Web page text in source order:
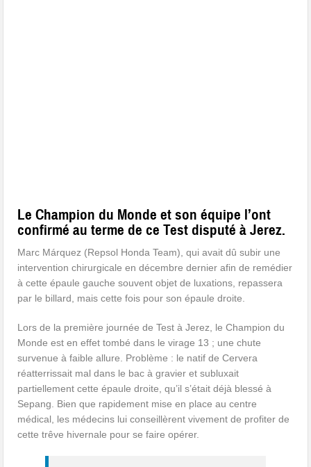
Le Champion du Monde et son équipe l’ont
confirmé au terme de ce Test disputé à Jerez.
Marc Márquez (Repsol Honda Team), qui avait dû subir une
intervention chirurgicale en décembre dernier afin de remédier
à cette épaule gauche souvent objet de luxations, repassera
par le billard, mais cette fois pour son épaule droite.
Lors de la première journée de Test à Jerez, le Champion du
Monde est en effet tombé dans le virage 13 ; une chute
survenue à faible allure. Problème : le natif de Cervera
réatterrissait mal dans le bac à gravier et subluxait
partiellement cette épaule droite, qu’il s’était déjà blessé à
Sepang. Bien que rapidement mise en place au centre
médical, les médecins lui conseillèrent vivement de profiter de
cette trêve hivernale pour se faire opérer.